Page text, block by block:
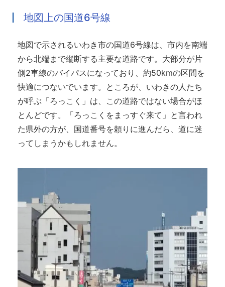
地図上の国道6号線
地図で示されるいわき市の国道6号線は、市内を南端
から北端まで縦断する主要な道路です。大部分が片
側2車線のバイパスになっており、約50kmの区間を
快適につないでいます。ところが、いわきの人たち
が呼ぶ「ろっこく」は、この道路ではない場合がほ
とんどです。「ろっこくをまっすぐ来て」と言われ
た県外の方が、国道番号を頼りに進んだら、道に迷
ってしまうかもしれません。